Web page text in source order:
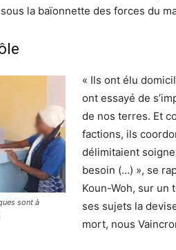
la baïonnette des forces du
sont à
« Ils ont élu
ont essayé de
de nos terres. Et
factions, ils
délimitaient
besoin (…) », se
Koun-Woh, sur un
ses sujets la
mort, nous